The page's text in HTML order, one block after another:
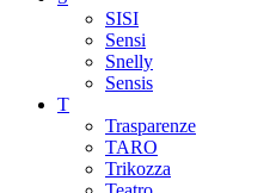
SISI
Sensi
Snelly
Sensis
T
Trasparenze
TARO
Trikozza